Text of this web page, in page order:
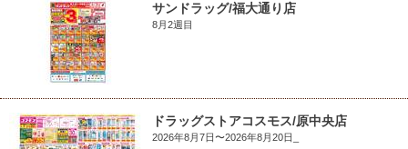
サンドラッグ/福大通り店
8月2週目
ドラッグストアコスモス/原中央店
2026年8月7日〜2026年8月20日_